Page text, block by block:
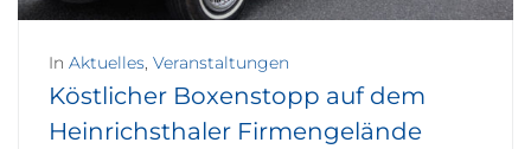
In Aktuelles, Veranstaltungen
Köstlicher Boxenstopp auf dem
Heinrichsthaler Firmengelände